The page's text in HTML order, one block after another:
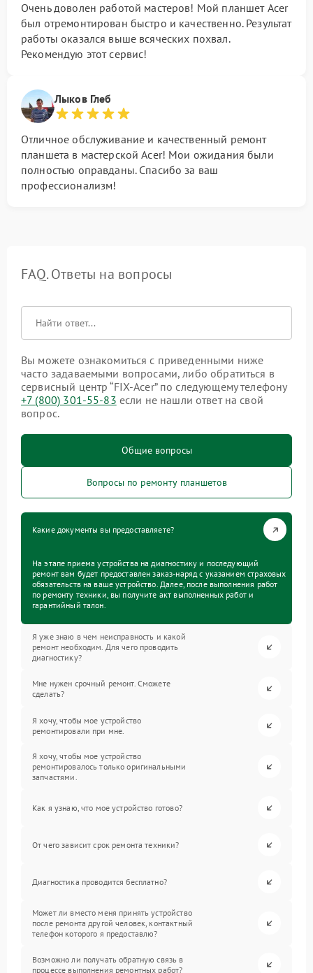
Очень доволен работой мастеров! Мой планшет Acer
был отремонтирован быстро и качественно. Результат
работы оказался выше всяческих похвал.
Рекомендую этот сервис!
Лыков Глеб
Отличное обслуживание и качественный ремонт
планшета в мастерской Acer! Мои ожидания были
полностью оправданы. Спасибо за ваш
профессионализм!
FAQ. Ответы на вопросы
Вы можете ознакомиться с приведенными ниже
часто задаваемыми вопросами, либо обратиться в
сервисный центр “FIX-Acer” по следующему телефону
+7 (800) 301-55-83 если не нашли ответ на свой
вопрос.
Общие вопросы
Вопросы по ремонту планшетов
Какие документы вы предоставляете?
На этапе приема устройства на диагностику и последующий
ремонт вам будет предоставлен заказ-наряд с указанием страховых
обязательств на ваше устройство. Далее, после выполнения работ
по ремонту техники, вы получите акт выполненных работ и
гарантийный талон.
Я уже знаю в чем неисправность и какой
ремонт необходим. Для чего проводить
диагностику?
Мне нужен срочный ремонт. Сможете
сделать?
Я хочу, чтобы мое устройство
ремонтировали при мне.
Я хочу, чтобы мое устройство
ремонтировалось только оригинальными
запчастями.
Как я узнаю, что мое устройство готово?
От чего зависит срок ремонта техники?
Диагностика проводится бесплатно?
Может ли вместо меня принять устройство
после ремонта другой человек, контактный
телефон которого я предоставлю?
Возможно ли получать обратную связь в
процессе выполнения ремонтных работ?